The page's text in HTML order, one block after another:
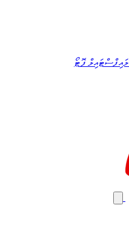
ލައިފްސްޓައިލް ފޮޓޯ